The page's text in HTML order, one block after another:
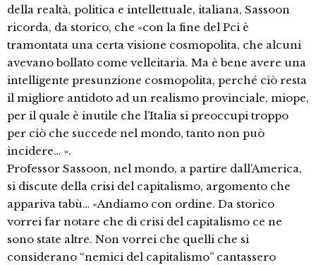
della realtà, politica e intellettuale, italiana, Sassoon
ricorda, da storico, che «con la fine del Pci è
tramontata una certa visione cosmopolita, che alcuni
avevano bollato come velleitaria. Ma è bene avere una
intelligente presunzione cosmopolita, perché ciò resta
il migliore antidoto ad un realismo provinciale, miope,
per il quale è inutile che l’Italia si preoccupi troppo
per ciò che succede nel mondo, tanto non può
incidere… ».
Professor Sassoon, nel mondo, a partire dall’America,
si discute della crisi del capitalismo, argomento che
appariva tabù… «Andiamo con ordine. Da storico
vorrei far notare che di crisi del capitalismo ce ne
sono state altre. Non vorrei che quelli che si
considerano “nemici del capitalismo” cantassero